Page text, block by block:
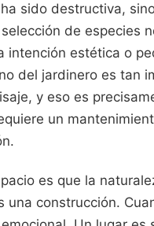
sido destructiva,
de especies
estética o
del jardinero es tan
y eso es
un
es que la
una construcción.